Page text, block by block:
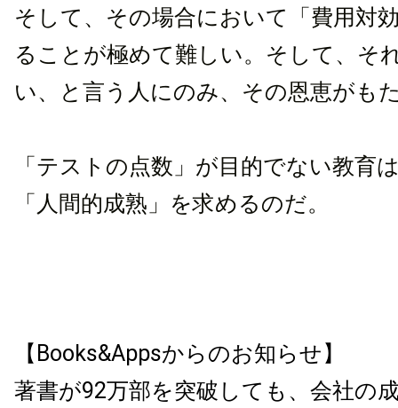
そして、その場合において「費用対
ることが極めて難しい。そして、そ
い、と言う人にのみ、その恩恵がも
「テストの点数」が目的でない教育
「人間的成熟」を求めるのだ。
【Books&Appsからのお知らせ】
著書が92万部を突破しても、会社の